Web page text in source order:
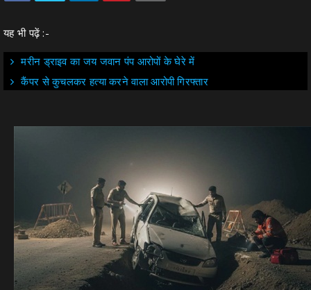
यह भी पढ़ें :-
मरीन ड्राइव का जय जवान पंप आरोपों के घेरे में
कैंपर से कुचलकर हत्या करने वाला आरोपी गिरफ्तार